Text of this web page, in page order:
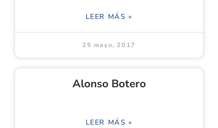
LEER MÁS »
25 mayo, 2017
Alonso Botero
LEER MÁS »